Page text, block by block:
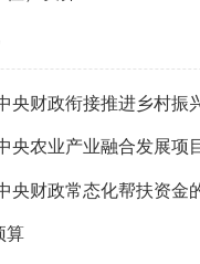
财政衔接推进乡村振
农业产业融合发展项
财政常态化帮扶资金
算